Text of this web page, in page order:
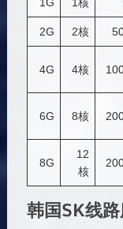
2G 2核
4G 4核
6G 8核
8G
12
核
韩国SK线